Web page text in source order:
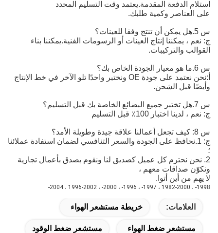
المقدمة.يعتمد وقت التسليم المحدد
وكمية طلبك.
إنتاج العينات أو الرسومات الفنية.يمكننا بناء
نحن نعتمد على جودة OE ونختبر واحدًا تلو الآخر في خط الإنتاج
الشحن.
100٪ قبل التسليم
على الجودة والسعر التنافسي لضمان استفادة عملائنا
كل عميل كصديق لنا ونقوم بصدق بأعمال تجارية
معهم ،
أين أتوا.
خريطة مستشعر الهواء
ضغط الهواء مستشعر ضغط الوقود